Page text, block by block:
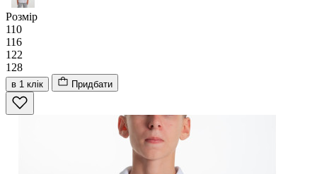
Розмір
110
116
122
128
в 1 клік Придбати